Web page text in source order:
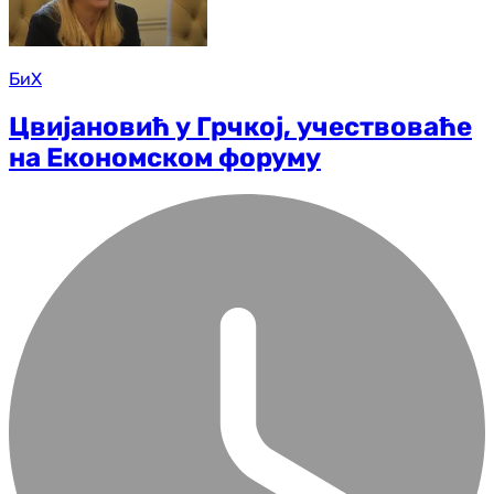
БиХ
Цвијановић у Грчкој, учествоваће
на Економском форуму